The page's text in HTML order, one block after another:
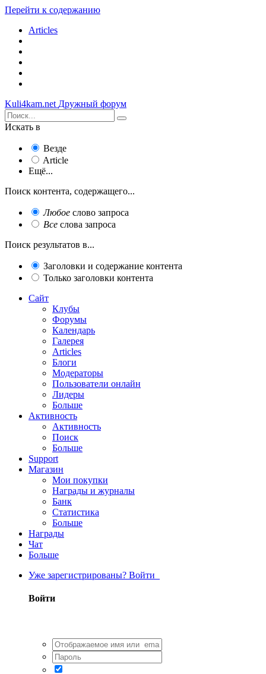
Перейти к содержанию
Articles
Kuli4kam.net Дружный форум
Искать в
Везде
Article
Ещё...
Поиск контента, содержащего...
Любое слово запроса
Все слова запроса
Поиск результатов в...
Заголовки и содержание контента
Только заголовки контента
Сайт
Клубы
Форумы
Календарь
Галерея
Articles
Блоги
Модераторы
Пользователи онлайн
Лидеры
Больше
Активность
Активность
Поиск
Больше
Support
Магазин
Мои покупки
Награды и журналы
Банк
Статистика
Больше
Награды
Чат
Больше
Уже зарегистрированы? Войти
Войти